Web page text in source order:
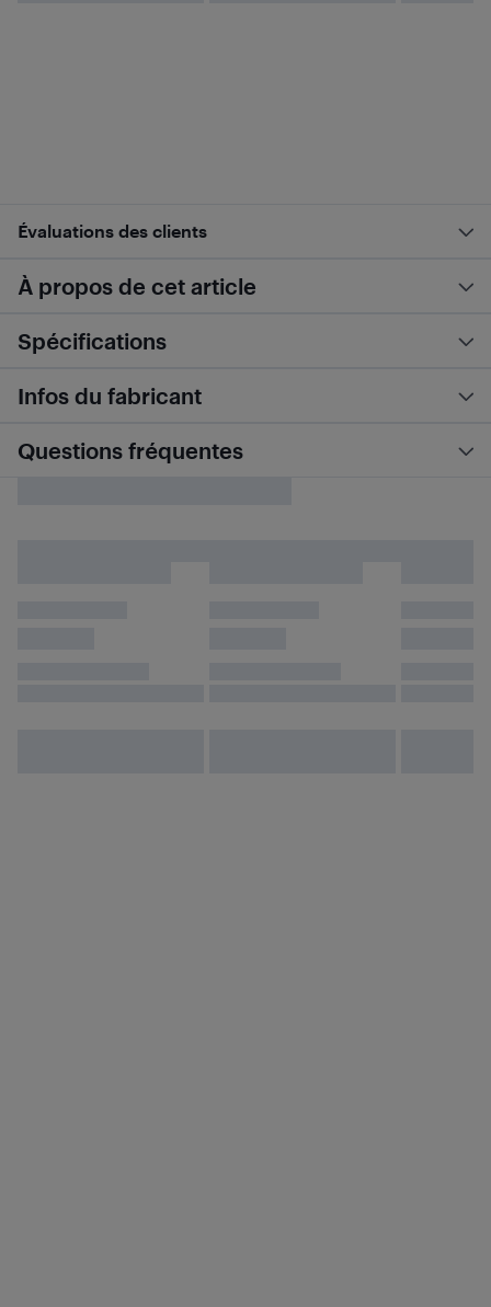
Évaluations des clients
À propos de cet article
Spécifications
Infos du fabricant
Questions fréquentes